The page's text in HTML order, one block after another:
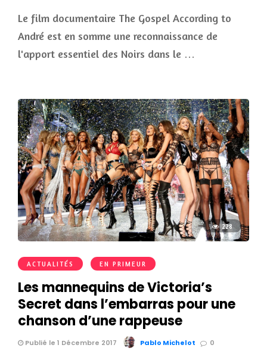
Le film documentaire The Gospel According to
André est en somme une reconnaissance de
l'apport essentiel des Noirs dans le …
228
ACTUALITÉS EN PRIMEUR
Les mannequins de Victoria’s
Secret dans l’embarras pour une
chanson d’une rappeuse
Publié le 1 Décembre 2017 Pablo Michelot 0